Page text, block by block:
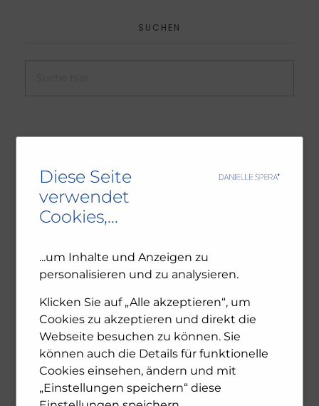
SUCHEN
Ambivalenz in den jüdischen Gemeinden – NU102
ORF-III-Dokumentation „Das jüdische Wien“
Leseprobe: Bewegte Zeiten – Erinnern für die
ARCHIV
Dezember 2025
November 2025
Oktober 2025
Juli 2025
Juni 2025
Diese Seite
verwendet
Cookies,...
...um Inhalte und Anzeigen zu
personalisieren und zu analysieren.
Klicken Sie auf „Alle akzeptieren“, um
Cookies zu akzeptieren und direkt die
Webseite besuchen zu können. Sie
können auch die Details für funktionelle
Cookies einsehen, ändern und mit
„Einstellungen speichern“ diese